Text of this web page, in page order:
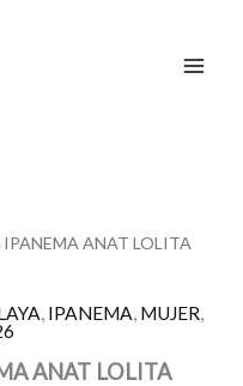
ANAT LOLITA
, IPANEMA, MUJER,
ANAT LOLITA